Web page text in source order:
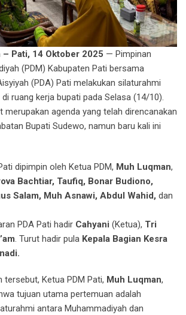
– Pati, 14 Oktober 2025 — Pimpinan
(PDM) Kabupaten Pati bersama
(PDA) Pati melakukan silaturahmi
ruang kerja bupati pada Selasa (14/10).
merupakan agenda yang telah direncanakan
Bupati Sudewo, namun baru kali ini
dipimpin oleh Ketua PDM, Muh Luqman,
Bachtiar, Taufiq, Bonar Budiono,
Salam, Muh Asnawi, Abdul Wahid, dan
PDA Pati hadir Cahyani (Ketua), Tri
. Turut hadir pula Kepala Bagian Kesra
tersebut, Ketua PDM Pati, Muh Luqman,
tujuan utama pertemuan adalah
antara Muhammadiyah dan